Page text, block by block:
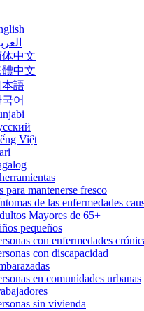
中文
中文
本語
어
Việt
para mantenerse frescoToggle
de las enfermedades
Mayores de 65+
pequeños
con enfermedades
con discapacidad
en comunidades urbanas
sin vivienda